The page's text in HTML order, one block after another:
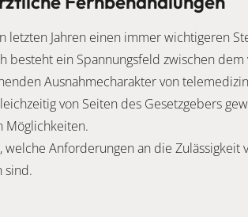
letzten Jahren einen immer wichtigeren
besteht ein Spannungsfeld zwischen dem
Ausnahmecharakter von
von Seiten des Gesetzgebers
Möglichkeiten.
Anforderungen an die Zulässigkeit
sind.